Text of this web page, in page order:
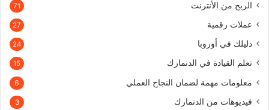
الربح من الأنترنت 71
عملات رقمية 27
دليلك في أوروبا 24
تعلم القيادة في الدنمارك 15
معلومات مهمة لضمان النجاح العملي 6
فيديوهات من الدنمارك 3